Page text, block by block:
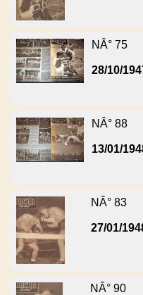
NÂ° 75
28/10/
NÂ° 88
13/01/
NÂ° 83
27/01/
NÂ° 90